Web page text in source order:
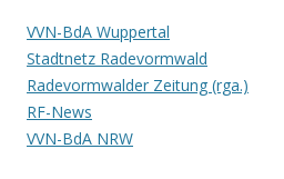
VVN-BdA Wuppertal
Stadtnetz Radevormwald
Radevormwalder Zeitung (rga.)
RF-News
VVN-BdA NRW